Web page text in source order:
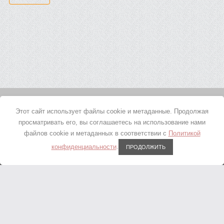
Корзина 0 пусто
Сравнение 0
© 2018 - 2026 ТЕПЛО ПЛЮС, ИП Штакес Д.В. ИНН
701701201235
+7 (4012) 42-25-35 +7 (902) 414-78-67
Калининград, Промышленная 6/7
Этот сайт использует файлы cookie и метаданные. Продолжая
просматривать его, вы соглашаетесь на использование нами
файлов cookie и метаданных в соответствии с Политикой
конфиденциальности. ПРОДОЛЖИТЬ